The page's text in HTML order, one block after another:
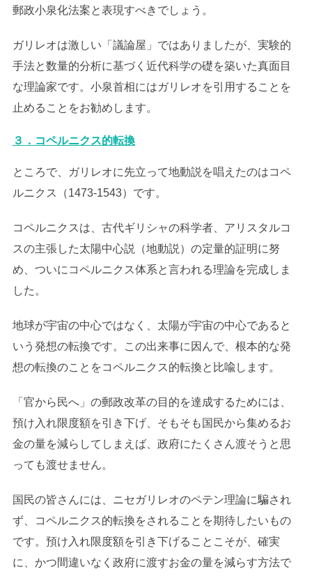
郵政小泉化法案と表現すべきでしょう。
ガリレオは激しい「議論屋」ではありましたが、実験的
手法と数量的分析に基づく近代科学の礎を築いた真面目
な理論家です。小泉首相にはガリレオを引用することを
止めることをお勧めします。
３．コペルニクス的転換
ところで、ガリレオに先立って地動説を唱えたのはコペ
ルニクス（1473-1543）です。
コペルニクスは、古代ギリシャの科学者、アリスタルコ
スの主張した太陽中心説（地動説）の定量的証明に努
め、ついにコペルニクス体系と言われる理論を完成しま
した。
地球が宇宙の中心ではなく、太陽が宇宙の中心であると
いう発想の転換です。この出来事に因んで、根本的な発
想の転換のことをコペルニクス的転換と比喩します。
「官から民へ」の郵政改革の目的を達成するためには、
預け入れ限度額を引き下げ、そもそも国民から集めるお
金の量を減らしてしまえば、政府にたくさん渡そうと思
っても渡せません。
国民の皆さんには、ニセガリレオのペテン理論に騙され
ず、コペルニクス的転換をされることを期待したいもの
です。預け入れ限度額を引き下げることこそが、確実
に、かつ間違いなく政府に渡すお金の量を減らす方法で